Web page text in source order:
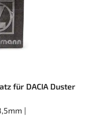
für DACIA Duster
|